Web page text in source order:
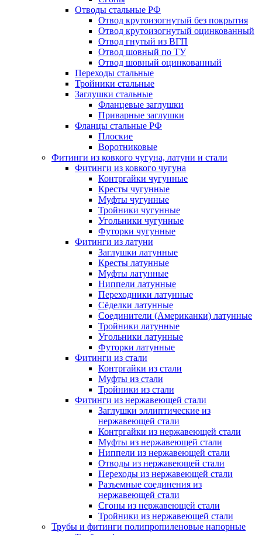
Отводы стальные РФ
Отвод крутоизогнутый без покрытия
Отвод крутоизогнутый оцинкованный
Отвод гнутый из ВГП
Отвод шовный по ТУ
Отвод шовный оцинкованный
Переходы стальные
Тройники стальные
Заглушки стальные
Фланцевые заглушки
Приварные заглушки
Фланцы стальные РФ
Плоские
Воротниковые
Фитинги из ковкого чугуна, латуни и стали
Фитинги из ковкого чугуна
Контргайки чугунные
Кресты чугунные
Муфты чугунные
Тройники чугунные
Угольники чугунные
Футорки чугунные
Фитинги из латуни
Заглушки латунные
Кресты латунные
Муфты латунные
Ниппели латунные
Переходники латунные
Сёделки латунные
Соединители (Американки) латунные
Тройники латунные
Угольники латунные
Футорки латунные
Фитинги из стали
Контргайки из стали
Муфты из стали
Тройники из стали
Фитинги из нержавеющей стали
Заглушки эллиптические из
нержавеющей стали
Контргайки из нержавеющей стали
Муфты из нержавеющей стали
Ниппели из нержавеющей стали
Отводы из нержавеющей стали
Переходы из нержавеющей стали
Разъемные соединения из
нержавеющей стали
Сгоны из нержавеющей стали
Тройники из нержавеющей стали
Трубы и фитинги полипропиленовые напорные